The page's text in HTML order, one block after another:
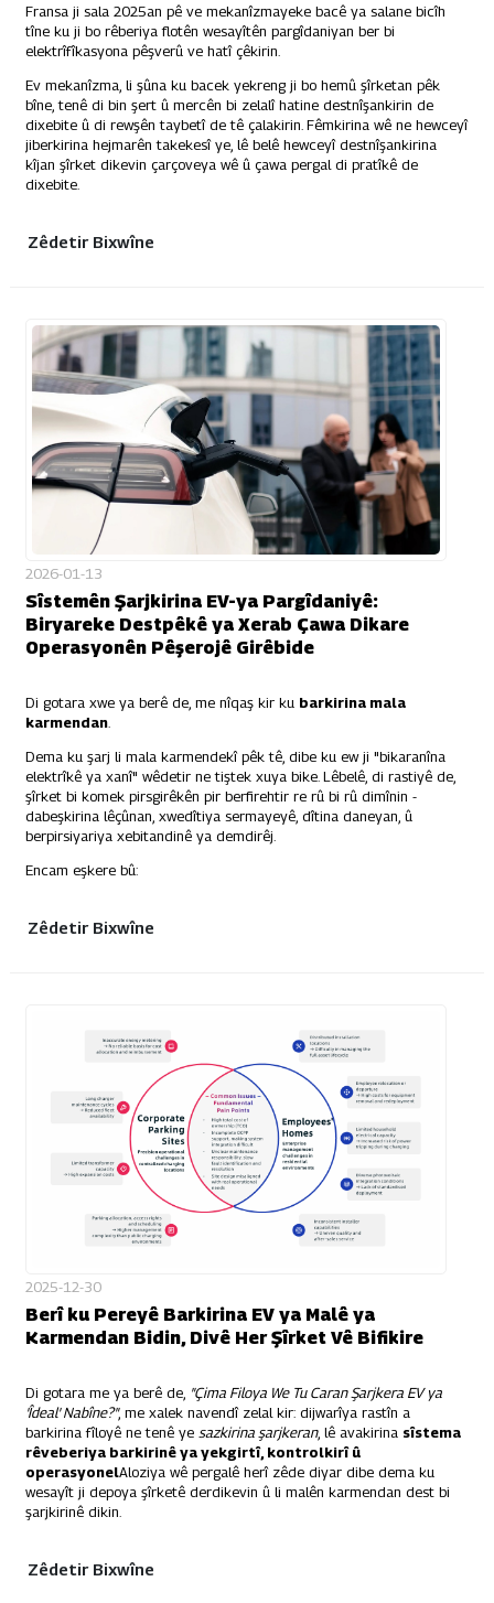
Fransa ji sala 2025an pê ve mekanîzmayeke bacê ya salane bicîh
tîne ku ji bo rêberiya flotên wesayîtên pargîdaniyan ber bi
elektrîfîkasyona pêşverû ve hatî çêkirin.
Ev mekanîzma, li şûna ku bacek yekreng ji bo hemû şîrketan pêk
bîne, tenê di bin şert û mercên bi zelalî hatine destnîşankirin de
dixebite û di rewşên taybetî de tê çalakirin. Fêmkirina wê ne hewceyî
jiberkirina hejmarên takekesî ye, lê belê hewceyî destnîşankirina
kîjan şîrket dikevin çarçoveya wê û çawa pergal di pratîkê de
dixebite.
Zêdetir Bixwîne
2026-01-13
Sîstemên Şarjkirina EV-ya Pargîdaniyê:
Biryareke Destpêkê ya Xerab Çawa Dikare
Operasyonên Pêşerojê Girêbide
Di gotara xwe ya berê de, me nîqaş kir ku barkirina mala
karmendan.
Dema ku şarj li mala karmendekî pêk tê, dibe ku ew ji "bikaranîna
elektrîkê ya xanî" wêdetir ne tiştek xuya bike. Lêbelê, di rastiyê de,
şîrket bi komek pirsgirêkên pir berfirehtir re rû bi rû dimînin -
dabeşkirina lêçûnan, xwedîtiya sermayeyê, dîtina daneyan, û
berpirsiyariya xebitandinê ya demdirêj.
Encam eşkere bû:
Zêdetir Bixwîne
2025-12-30
Berî ku Pereyê Barkirina EV ya Malê ya
Karmendan Bidin, Divê Her Şîrket Vê Bifikire
Di gotara me ya berê de, "Çima Filoya We Tu Caran Şarjkera EV ya
'Îdeal' Nabîne?", me xalek navendî zelal kir: dijwarîya rastîn a
barkirina fîloyê ne tenê ye sazkirina şarjkeran, lê avakirina sîstema
rêveberiya barkirinê ya yekgirtî, kontrolkirî û
operasyonelAloziya wê pergalê herî zêde diyar dibe dema ku
wesayît ji depoya şîrketê derdikevin û li malên karmendan dest bi
şarjkirinê dikin.
Zêdetir Bixwîne